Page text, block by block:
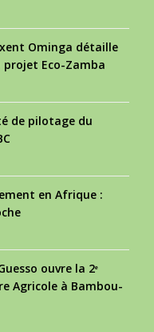
Ominga détaille
projet Eco-Zamba
de pilotage du
en Afrique :
ouvre la 2ᵉ
Agricole à Bambou-